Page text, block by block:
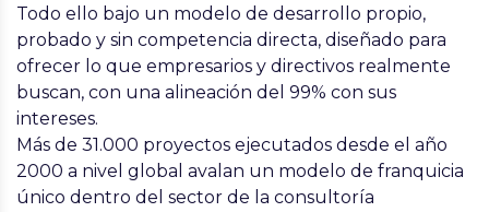
Todo ello bajo un modelo de desarrollo propio,
probado y sin competencia directa, diseñado para
ofrecer lo que empresarios y directivos realmente
buscan, con una alineación del 99% con sus
intereses.
Más de 31.000 proyectos ejecutados desde el año
2000 a nivel global avalan un modelo de franquicia
único dentro del sector de la consultoría